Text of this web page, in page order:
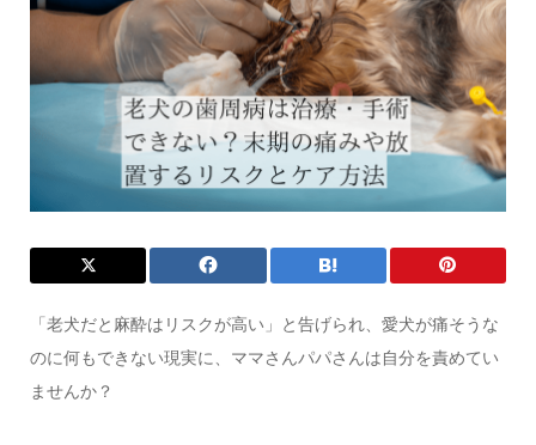
「老犬だと麻酔はリスクが高い」と告げられ、愛犬が痛そうな
のに何もできない現実に、ママさんパパさんは自分を責めてい
ませんか？